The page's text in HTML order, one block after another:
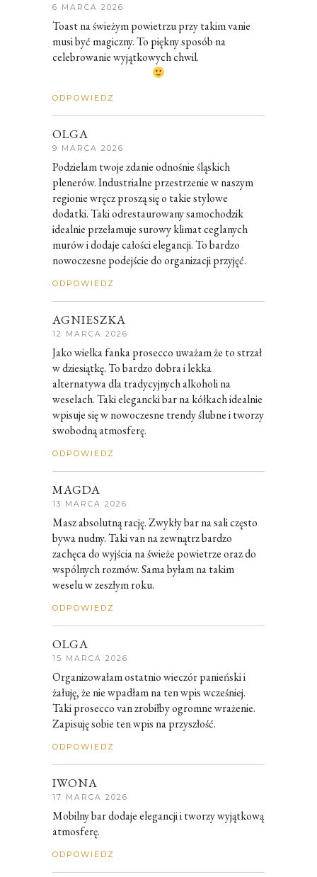
6 MARCA 2026
Toast na świeżym powietrzu przy takim vanie
musi być magiczny. To piękny sposób na
celebrowanie wyjątkowych chwil.
ODPOWIEDZ
OLGA
9 MARCA 2026
Podzielam twoje zdanie odnośnie śląskich
plenerów. Industrialne przestrzenie w naszym
regionie wręcz proszą się o takie stylowe
dodatki. Taki odrestaurowany samochodzik
idealnie przełamuje surowy klimat ceglanych
murów i dodaje całości elegancji. To bardzo
nowoczesne podejście do organizacji przyjęć.
ODPOWIEDZ
AGNIESZKA
12 MARCA 2026
Jako wielka fanka prosecco uważam że to strzał
w dziesiątkę. To bardzo dobra i lekka
alternatywa dla tradycyjnych alkoholi na
weselach. Taki elegancki bar na kółkach idealnie
wpisuje się w nowoczesne trendy ślubne i tworzy
swobodną atmosferę.
ODPOWIEDZ
MAGDA
13 MARCA 2026
Masz absolutną rację. Zwykły bar na sali często
bywa nudny. Taki van na zewnątrz bardzo
zachęca do wyjścia na świeże powietrze oraz do
wspólnych rozmów. Sama byłam na takim
weselu w zeszłym roku.
ODPOWIEDZ
OLGA
15 MARCA 2026
Organizowałam ostatnio wieczór panieński i
żałuję, że nie wpadłam na ten wpis wcześniej.
Taki prosecco van zrobiłby ogromne wrażenie.
Zapisuję sobie ten wpis na przyszłość.
ODPOWIEDZ
IWONA
17 MARCA 2026
Mobilny bar dodaje elegancji i tworzy wyjątkową
atmosferę.
ODPOWIEDZ